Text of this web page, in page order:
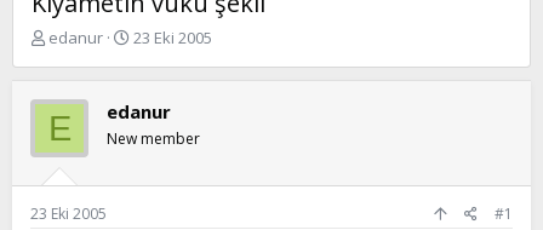
K
b
u
y
u
b
a
edanur
B
a
n
ı
23 Eki 2005
E edanur
New member
23 Eki 2005 #1